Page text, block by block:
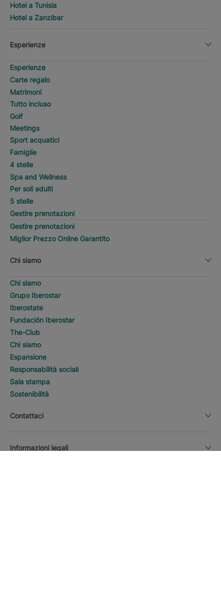
Hotel a Tunisia
Hotel a Zanzibar
Esperienze
Esperienze
Carte regalo
Matrimoni
Tutto incluso
Golf
Meetings
Sport acquatici
Famiglie
4 stelle
Spa and Wellness
Per soli adulti
5 stelle
Gestire prenotazioni
Gestire prenotazioni
Miglior Prezzo Online Garantito
Chi siamo
Chi siamo
Grupo Iberostar
Iberostate
Fundación Iberostar
The-Club
Chi siamo
Espansione
Responsabilità sociali
Sala stampa
Sostenibilità
Contattaci
Informazioni legali